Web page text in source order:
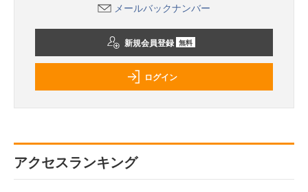
メールバックナンバー
新規会員登録 無料
ログイン
アクセスランキング